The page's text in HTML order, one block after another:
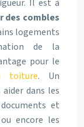
Il est à
des combles
logements
de la
pour le
toiture. Un
dans les
et
encore les